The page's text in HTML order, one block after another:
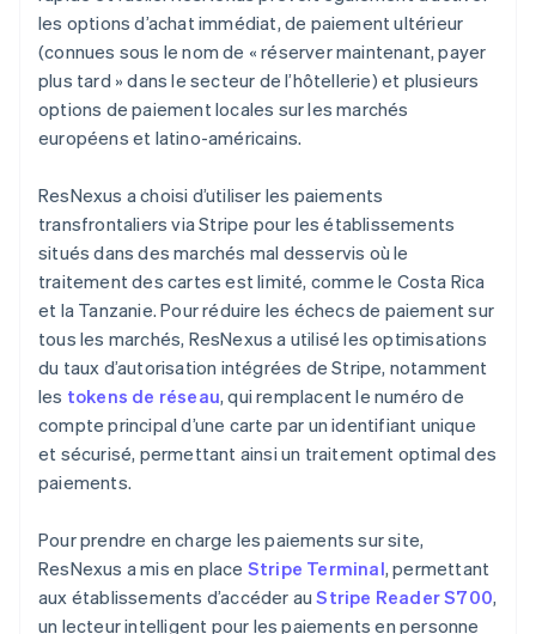
les options d’achat immédiat, de paiement ultérieur
(connues sous le nom de « réserver maintenant, payer
plus tard » dans le secteur de l’hôtellerie) et plusieurs
options de paiement locales sur les marchés
européens et latino-américains.
ResNexus a choisi d’utiliser les paiements
transfrontaliers via Stripe pour les établissements
situés dans des marchés mal desservis où le
traitement des cartes est limité, comme le Costa Rica
et la Tanzanie. Pour réduire les échecs de paiement sur
tous les marchés, ResNexus a utilisé les optimisations
du taux d’autorisation intégrées de Stripe, notamment
les tokens de réseau, qui remplacent le numéro de
compte principal d’une carte par un identifiant unique
et sécurisé, permettant ainsi un traitement optimal des
paiements.
Pour prendre en charge les paiements sur site,
ResNexus a mis en place Stripe Terminal, permettant
aux établissements d’accéder auStripe Reader S700,
un lecteur intelligent pour les paiements en personne